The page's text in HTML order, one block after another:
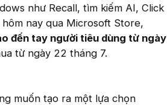
như Recall, tìm kiếm AI, Click
nay qua Microsoft Store,
đến tay người tiêu dùng từ ngày
từ ngày 22 tháng 7.
muốn tạo ra một lựa chọn